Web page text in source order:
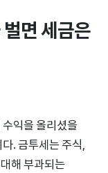
면 세금은
익을 올리셨을
. 금투세는 주식,
해 부과되는